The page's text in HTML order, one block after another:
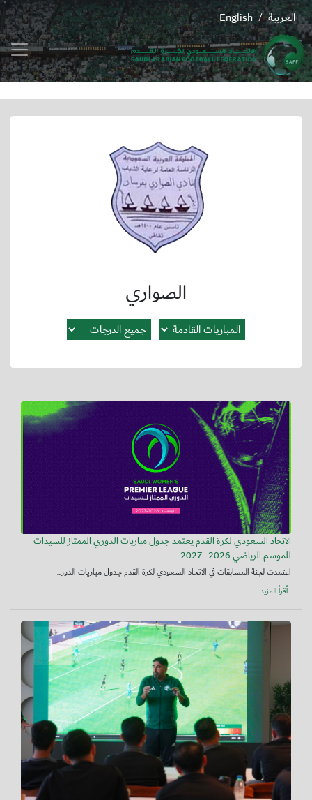
English / العربية
الصواري
الاتحاد السعودي لكرة القدم يعتمد جدول مباريات الدوري الممتاز للسيدات
للموسم الرياضي 2026–2027
اعتمدت لجنة المسابقات في الاتحاد السعودي لكرة القدم جدول مباريات الدور...
أقرأ المزيد